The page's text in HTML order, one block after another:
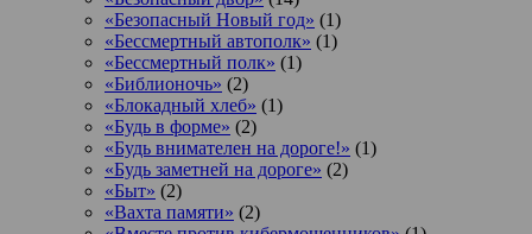
«Безопасный Новый год» (1)
«Бессмертный автополк» (1)
«Бессмертный полк» (1)
«Библионочь» (2)
«Блокадный хлеб» (1)
«Будь в форме» (2)
«Будь внимателен на дороге!» (1)
«Будь заметней на дороге» (2)
«Быт» (2)
«Вахта памяти» (2)